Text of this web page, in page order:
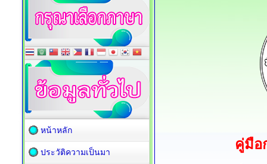
คู่มือ
หน้าหลัก
ประวัติความเป็นมา